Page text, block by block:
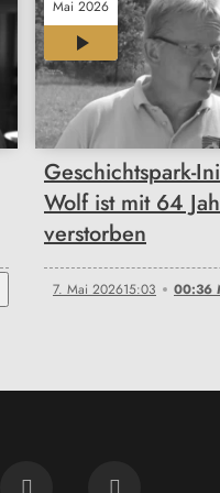
Mai 2026
00:36
Geschichtspark-
Wolf ist mit 64
verstorben
7. Mai 202615:03 00:36